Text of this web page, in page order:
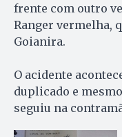
frente com outro
Ranger vermelha,
Goianira.
O acidente
duplicado e
seguiu na